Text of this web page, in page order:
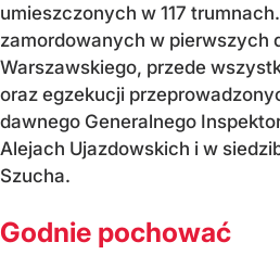
umieszczonych w 117
zamordowanych w pierwszych
Warszawskiego, przede
oraz egzekucji
dawnego Generalnego
Alejach Ujazdowskich i w
Szucha.
Godnie pochować